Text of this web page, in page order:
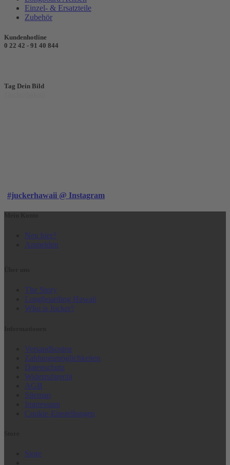
Einzel- & Ersatzteile
Zubehör
Kundenhotline
0 22 42 - 91 40 844
Tag Dein Bild
#juckerhawaii @ Instagram
Neu hier?
Anmelden
The Story
Longboarding Hawaii
Who is Jucker?
Versandkosten
Zahlungsmöglichkeiten
Datenschutz
Widerrufsrecht
AGB
Sitemap
Impressum
Cookie-Einstellungen
Store